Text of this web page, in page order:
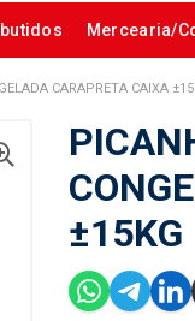
Mercearia/
CARAPRETA CAIXA
±15KG